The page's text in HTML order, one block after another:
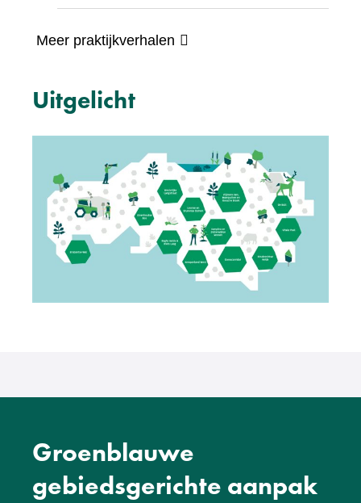
Meer praktijkverhalen
Uitgelicht
Groenblauwe
gebiedsgerichte aanpak